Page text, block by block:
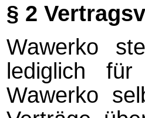
§ 2
Wawerko
lediglich für
Wawerko